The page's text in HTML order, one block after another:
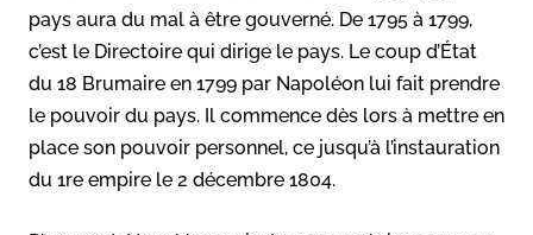
pays aura du mal à être gouverné. De 1795 à 1799,
c’est le Directoire qui dirige le pays. Le coup d’État
du 18 Brumaire en 1799 par Napoléon lui fait prendre
le pouvoir du pays. Il commence dès lors à mettre en
place son pouvoir personnel, ce jusqu’à l’instauration
du 1re empire le 2 décembre 1804.